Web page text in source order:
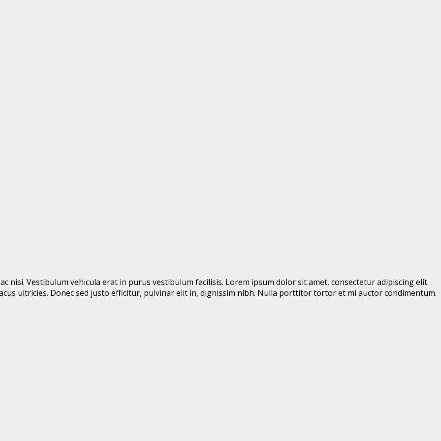
nisi. Vestibulum vehicula erat in purus vestibulum facilisis. Lorem ipsum dolor sit amet, consectetur adipiscing elit.
ultricies. Donec sed justo efficitur, pulvinar elit in, dignissim nibh. Nulla porttitor tortor et mi auctor condimentum.